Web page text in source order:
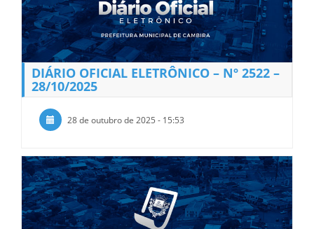
DIÁRIO OFICIAL ELETRÔNICO – Nº 2522 –
28/10/2025
28 de outubro de 2025 - 15:53